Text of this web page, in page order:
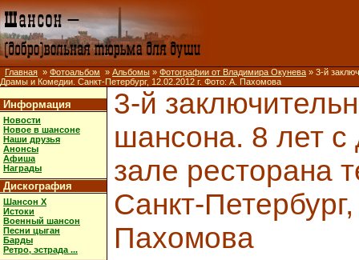
Главная » Фотоальбом » Альбомы » Фотографии от Владимира Окунева » 3-й
Драмы и Комедии. Санкт-Петербург, 12.02.2012 г. Фото: А. Пахомова
Информация
Новости
Новое в шансоне
Наши друзья
Анонсы
Афиша
Награды
Дискография
Шансон X
Истоки
Военный шансон
Песни цыган
Барды
Ретро, эстрада ...
3-й
шансона. 8 лет с
зале ресторана
Санкт-
Пахомова